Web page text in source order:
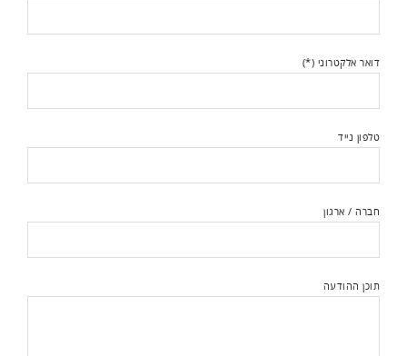
דואר אלקטרוני (*)
טלפון נייד
חברה / ארגון
תוכן ההודעה